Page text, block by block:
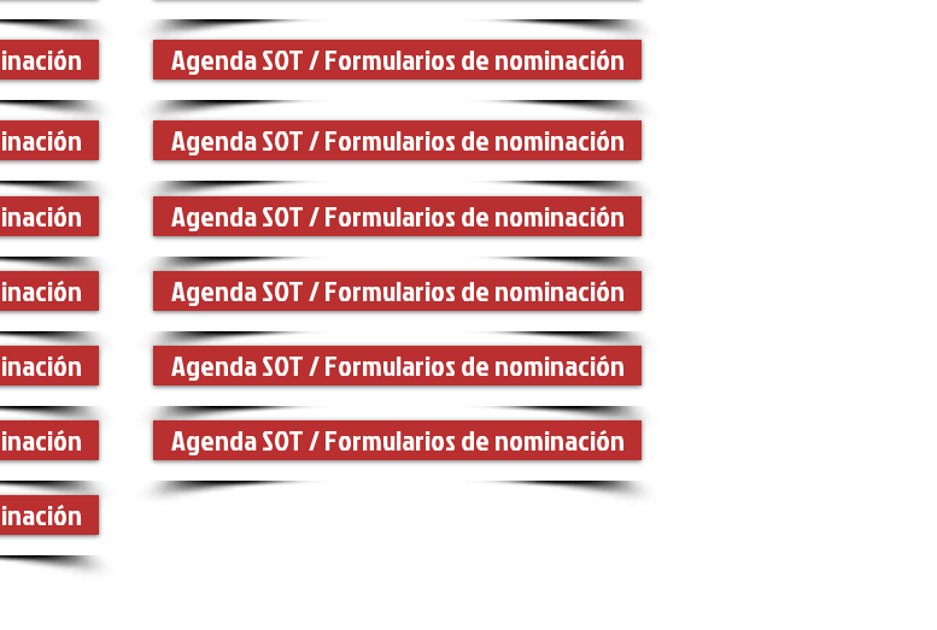
Agenda SOT / Formularios de nominación
Agenda SOT / Formularios de nominación
Agenda SOT / Formularios de nominación
Agenda SOT / Formularios de nominación
Agenda SOT / Formularios de nominación
Agenda SOT / Formularios de nominación